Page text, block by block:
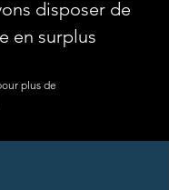
disposer de
en surplus
plus de